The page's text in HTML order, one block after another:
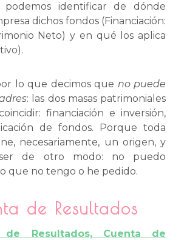
podemos identificar de dónde
dichos fondos (Financiación:
Neto) y en qué los aplica
lo que decimos que no puede
: las dos masas patrimoniales
financiación e inversión,
de fondos. Porque toda
necesariamente, un origen, y
de otro modo: no puedo
que no tengo o he pedido.
de Resultados
de Resultados, Cuenta de